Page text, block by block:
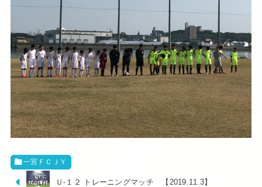
一宮ＦＣＪＹ
Ｕ-１２ トレーニングマッチ 【2019.11.3】